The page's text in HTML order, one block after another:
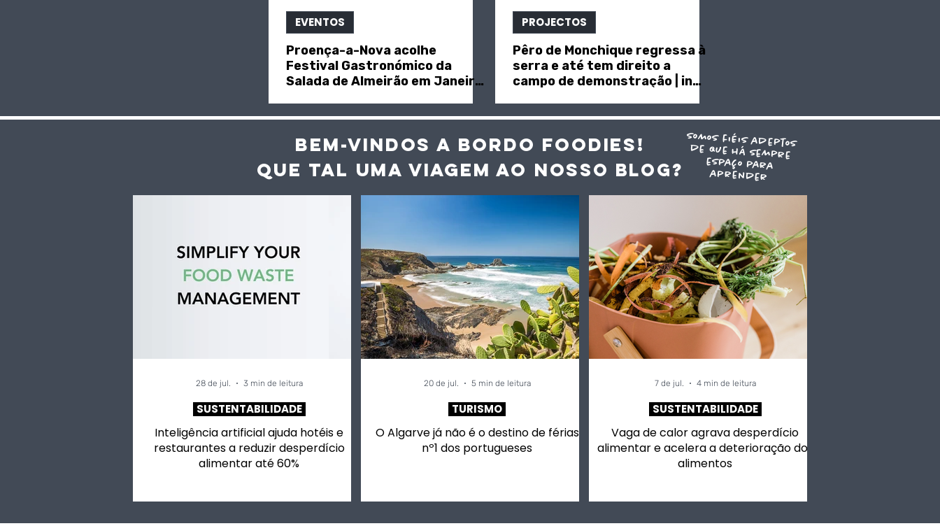
EVENTOS
Proença-a-Nova acolhe
Festival Gastronómico da
Salada de Almeirão em Janeiro
PROJECTOS
Pêro de Monchique regressa à
serra e até tem direito a
campo de demonstração | in
BEM-VINDOS A BORDO FOODIES!
QUE TAL UMA VIAGEM AO NOSSO blog?
somos fiéis adeptos
de que há sempre
espaço para
aprender
Inteligência artificial ajuda hotéis e
restaurantes a reduzir desperdício
alimentar até 60%
SUSTENTABILIDADE
28 de jul. 3 min de leitura
O Algarve já não é o destino de férias
nº1 dos portugueses
TURISMO
20 de jul. 5 min de leitura
Vaga de calor agrava desperdício
alimentar e acelera a deterioração dos
alimentos
SUSTENTABILIDADE
7 de jul. 4 min de leitura